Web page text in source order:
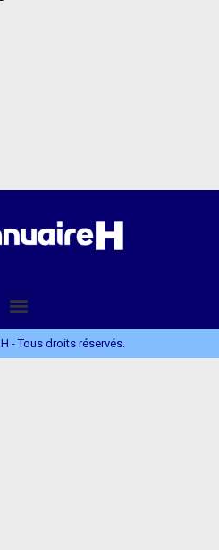
- Tous droits réservés.